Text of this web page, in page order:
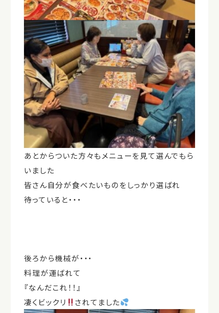
あとからついた方々もメニューを見て選んでもら
いました
皆さん自分が食べたいものをしっかり選ばれ
待っていると・・・
後ろから機械が・・・
料理が運ばれて
『なんだこれ！！』
凄くビックリ
されてました